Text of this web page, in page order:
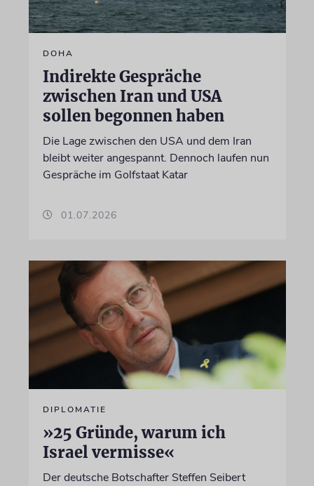
DOHA
Indirekte Gespräche
zwischen Iran und USA
sollen begonnen haben
Die Lage zwischen den USA und dem Iran
bleibt weiter angespannt. Dennoch laufen nun
Gespräche im Golfstaat Katar
01.07.2026
DIPLOMATIE
»25 Gründe, warum ich
Israel vermisse«
Der deutsche Botschafter Steffen Seibert